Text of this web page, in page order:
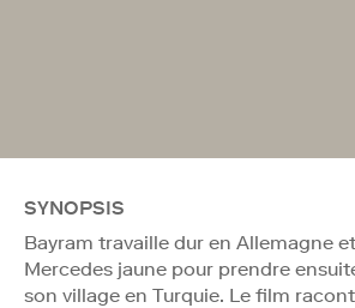
SYNOPSIS
Bayram travaille dur en Allemagne
Mercedes jaune pour prendre
son village en Turquie. Le film